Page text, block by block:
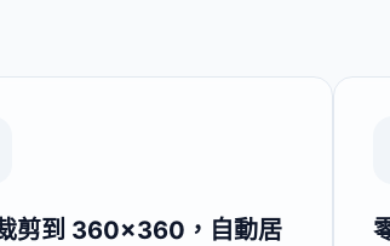
剪到 360×360，自動居